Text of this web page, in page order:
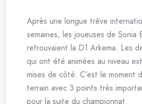
Après une longue trêve
semaines, les joueuses de Sonia
retrouvaient la D1 Arkema. Les
qui ont été animées au niveau
mises de côté. C’est le moment
terrain avec 3 points très
pour la suite du championnat.